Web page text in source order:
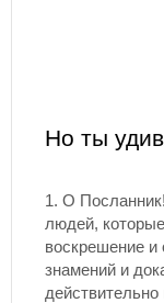
Но ты
1. О
людей,
воскрешение и
знамений и